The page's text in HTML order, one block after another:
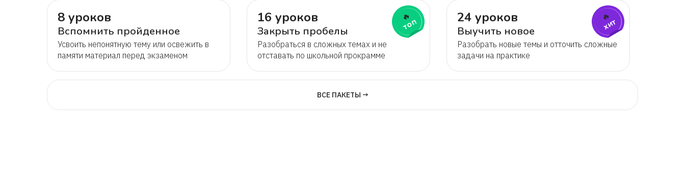
8 уроков
Вспомнить пройденное
Усвоить непонятную тему или освежить в
памяти материал перед экзаменом
16 уроков
Закрыть пробелы
Разобраться в сложных темах и не
отставать по школьной прокрамме
🔥
топ 24 уроков
Выучить новое
Разобрать новые темы и отточить сложные
задачи на практике
🔥
хит
ВСЕ ПАКЕТЫ →